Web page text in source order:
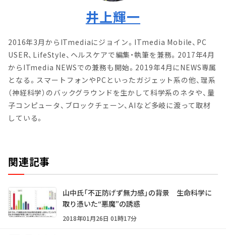
井上輝一
2016年3月からITmediaにジョイン。ITmedia Mobile、PC
USER、LifeStyle、ヘルスケアで編集・執筆を兼務。2017年4月
からITmedia NEWSでの兼務も開始。2019年4月にNEWS専属
となる。スマートフォンやPCといったガジェット系の他、理系
（神経科学）のバックグラウンドを生かして科学系のネタや、量
子コンピュータ、ブロックチェーン、AIなど多岐に渡って取材
している。
関連記事
山中氏「不正防げず無力感」の背景 生命科学に
取り憑いた“悪魔”の誘惑
2018年01月26日 01時17分